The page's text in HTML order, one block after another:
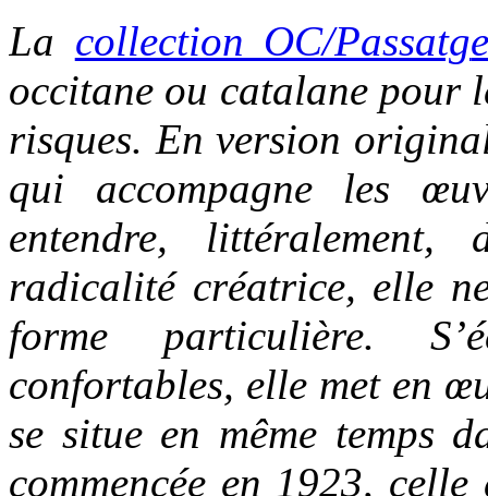
La collection OC/Passatg
occitane ou catalane pour
risques. En version
qui accompagne les
entendre,
radicalité créatrice, elle
forme particulière.
confortables, elle met en
se situe en même temps
commencée en 1923,